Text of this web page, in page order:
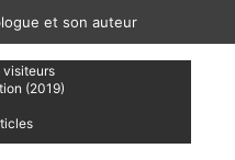
et son auteur
visiteurs
(2019)